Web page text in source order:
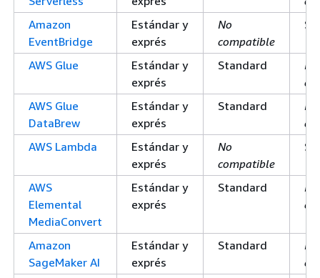
Amazon
EventBridge
Estándar y
exprés
No
compatible
AWS Glue
Estándar y
exprés
Standard
No
AWS Glue
DataBrew
Estándar y
exprés
Standard
No
AWS Lambda
Estándar y
exprés
No
compatible
AWS
Elemental
MediaConvert
Estándar y
exprés
Standard
No
Amazon
SageMaker AI
Estándar y
exprés
Standard
No